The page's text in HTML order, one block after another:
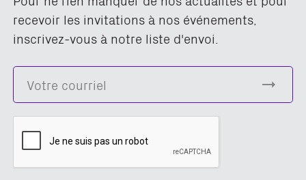
recevoir les invitations à nos événements,
inscrivez-vous à notre liste d'envoi.